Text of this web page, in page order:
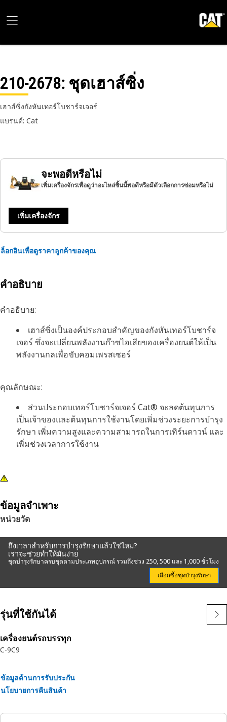
210-2678: ชุดเฮาส์ซิ่ง
เฮาส์ซิ่งกังหันเทอร์โบชาร์จเจอร์
แบรนด์: Cat
จะพอดีหรือไม่
เพิ่มเครื่องจักรเพื่อดูว่าอะไหล่ชิ้นนี้พอดีหรือมีตัวเลือกการซ่อมหรือไม่
เพิ่มเครื่องจักร
ล็อกอินเพื่อดูราคาลูกค้าของคุณ
คำอธิบาย
คำอธิบาย:
เฮาส์ซิ่งเป็นองค์ประกอบสำคัญของกังหันเทอร์โบชาร์จ
เจอร์ ซึ่งจะเปลี่ยนพลังงานก๊าซไอเสียของเครื่องยนต์ให้เป็น
พลังงานกลเพื่อขับคอมเพรสเซอร์
คุณลักษณะ:
ส่วนประกอบเทอร์โบชาร์จเจอร์ Cat® จะลดต้นทุนการ
เป็นเจ้าของและต้นทุนการใช้งานโดยเพิ่มช่วงระยะการบำรุง
รักษา เพิ่มความสูงและความสามารถในการเทิร์นดาวน์ และ
เพิ่มช่วงเวลาการใช้งาน
ข้อมูลจำเพาะ
หน่วยวัด
ถึงเวลาสำหรับการบำรุงรักษาแล้วใช่ไหม?
เราจะช่วยทำให้มันง่าย
ชุดบำรุงรักษาครบชุดตามประเภทอุปกรณ์ รวมถึงช่วง 250, 500 และ 1,000 ชั่วโมง
เลือกซื้อชุดบำรุงรักษา
รุ่นที่ใช้กันได้
เครื่องยนต์รถบรรทุก
C-9C9
ข้อมูลด้านการรับประกัน
นโยบายการคืนสินค้า